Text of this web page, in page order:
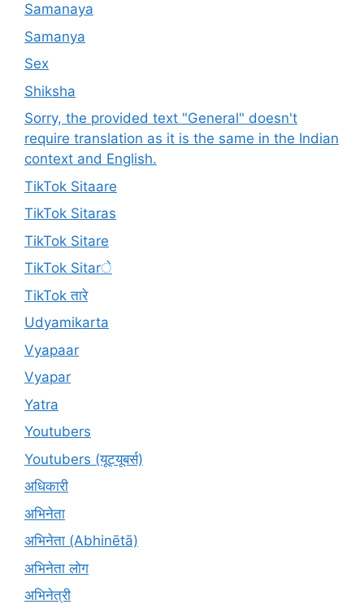
Samanaya
Samanya
Sex
Shiksha
Sorry, the provided text "General" doesn't
require translation as it is the same in the Indian
context and English.
TikTok Sitaare
TikTok Sitaras
TikTok Sitare
TikTok Sitarे
TikTok तारे
Udyamikarta
Vyapaar
Vyapar
Yatra
Youtubers
Youtubers (यूट्यूबर्स)
अधिकारी
अभिनेता
अभिनेता (Abhinētā)
अभिनेता लोग
अभिनेत्री